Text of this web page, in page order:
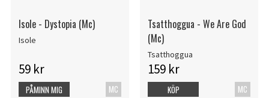
Isole - Dystopia (Mc)
Isole
59 kr
MC
PÅMINN MIG
Tsatthoggua - We Are God
(Mc)
Tsatthoggua
159 kr
MC
KÖP